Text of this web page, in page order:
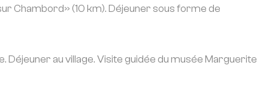
Chambord» (10 km). Déjeuner sous forme de
au village. Visite guidée du musée Marguerite